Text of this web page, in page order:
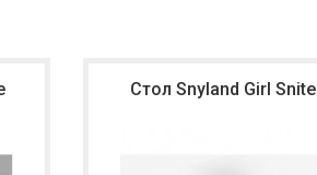
Стол Snyland Girl Snite